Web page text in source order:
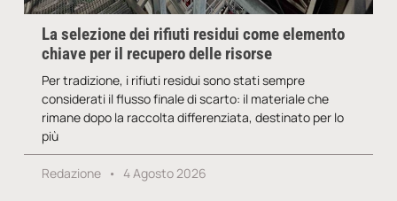
La selezione dei rifiuti residui come elemento
chiave per il recupero delle risorse
Per tradizione, i rifiuti residui sono stati sempre
considerati il flusso finale di scarto: il materiale che
rimane dopo la raccolta differenziata, destinato per lo
più
Redazione 4 Agosto 2026